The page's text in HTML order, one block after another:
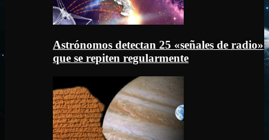
Astrónomos detectan 25 «señales de radio»
que se repiten regularmente